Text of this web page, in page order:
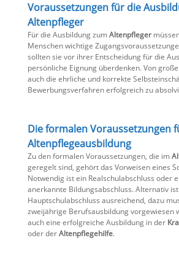
Voraussetzungen für die
Altenpfleger
Für die Ausbildung zumAltenpfleger
Menschen wichtige
sollten sie vor ihrer Entscheidung für die
persönliche Eignung überdenken. Von
auch die ehrliche und korrekte
Bewerbungsverfahren erfolgreich zu
Die formalen Voraussetzungen
Altenpflegeausbildung
Zu den formalen Voraussetzungen, die im
geregelt sind, gehört das Vorweisen eines
Notwendig ist ein Realschulabschluss oder
anerkannte Bildungsabschluss. Alternativ
Hauptschulabschluss ausreichend, dazu
zweijährige Berufsausbildung vorgewiesen
auch eine erfolgreiche Ausbildung in der
oder derAltenpflegehilfe.